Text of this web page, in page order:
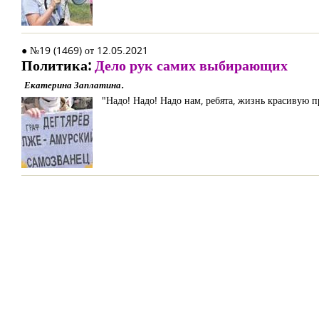
● №19 (1469) от 12.05.2021
Политика:Дело рук самих выбирающих
Екатерина Заплатина.
"Надо! Надо! Надо нам, ребята, жизнь красивую